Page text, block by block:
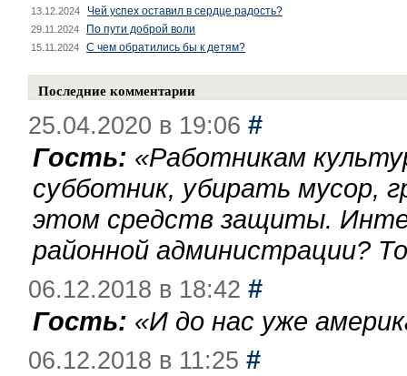
13.12.2024 Чей успех оставил в сердце радость?
29.11.2024 По пути доброй воли
15.11.2024 С чем обратились бы к детям?
Последние комментарии
25.04.2020 в 19:06 #
Гость: «Работникам
субботник, убирать мусор,
этом средств защиты.
районной администрации?
06.12.2018 в 18:42 #
Гость: «И до нас уже
06.12.2018 в 11:25 #